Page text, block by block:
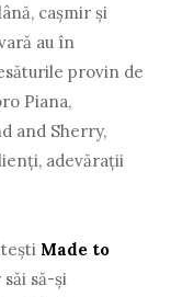
caşmir şi
au în
provin de
Piana,
and Sherry,
adevăraţii
Made to
să-şi